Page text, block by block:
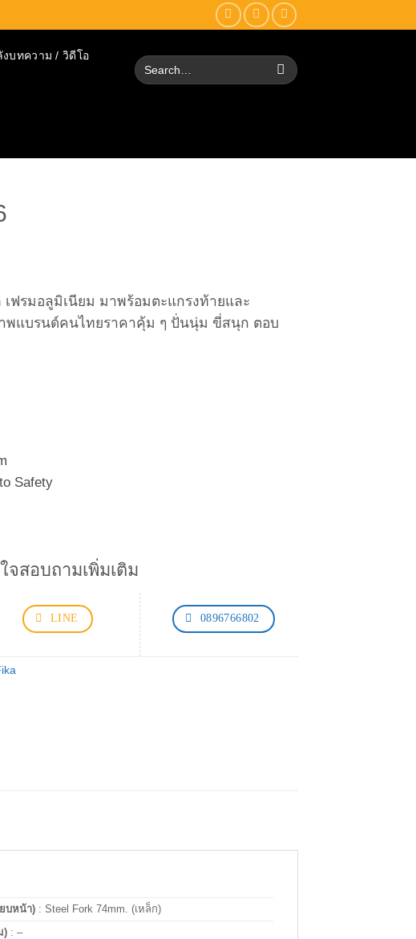
งบทความ / วิดีโอ
Search
for:
เฟรมอลูมิเนียม มาพร้อมตะแกรงท้ายและ
แบรนด์คนไทยราคาคุ้ม ๆ ปั่นนุ่ม ขี่สนุก ตอบ
Safety
จสอบถามเพิ่มเติม
LINE 0896766802
บหน้า) : Steel Fork 74mm. (เหล็ก)
) : –